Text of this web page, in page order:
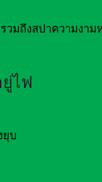
มถึงสปาความงาม
ไฟ
ยุบ